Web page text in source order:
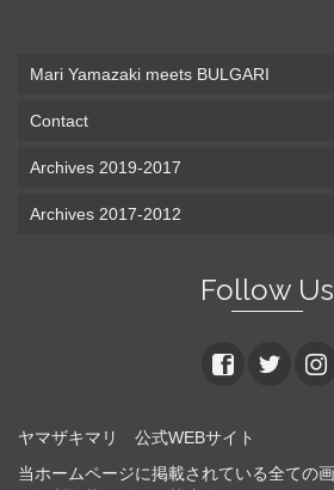
Mari Yamazaki meets BULGARI
Contact
Archives 2019-2017
Archives 2017-2012
Follow Us
ヤマザキマリ 公式WEBサイト
当ホームページに掲載されている全ての